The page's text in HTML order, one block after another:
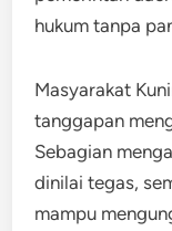
hukum tanpa
Masyarakat
tanggapan
Sebagian
dinilai tegas,
mampu